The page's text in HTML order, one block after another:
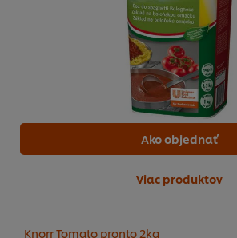
Ako objednať
Viac produktov
Knorr Tomato pronto 2kg